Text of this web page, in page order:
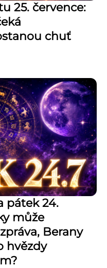
25. července:
chuť
pátek 24.
může
Berany
hvězdy